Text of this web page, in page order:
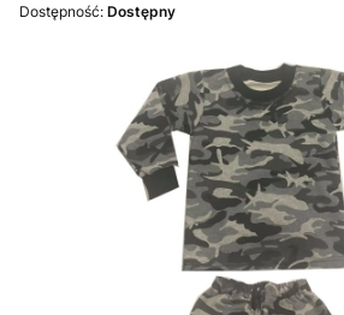
Dostępność: Dostępny